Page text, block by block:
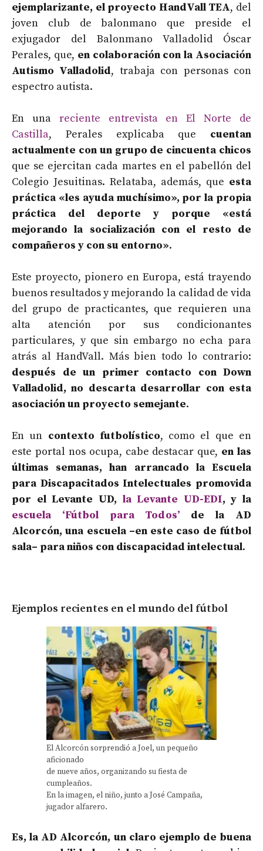
ejemplarizante, el proyecto HandVall TEA, del
joven club de balonmano que preside el
exjugador del Balonmano Valladolid Óscar
Perales, que, en colaboración con la Asociación
Autismo Valladolid, trabaja con personas con
espectro autista.
En una reciente entrevista en El Norte de
Castilla, Perales explicaba que cuentan
actualmente con un grupo de cincuenta chicos
que se ejercitan cada martes en el pabellón del
Colegio Jesuitinas. Relataba, además, que esta
práctica «les ayuda muchísimo», por la propia
práctica del deporte y porque «está
mejorando la socialización con el resto de
compañeros y con su entorno».
Este proyecto, pionero en Europa, está trayendo
buenos resultados y mejorando la calidad de vida
del grupo de practicantes, que requieren una
alta atención por sus condicionantes
particulares, y que sin embargo no echa para
atrás al HandVall. Más bien todo lo contrario:
después de un primer contacto con Down
Valladolid, no descarta desarrollar con esta
asociación un proyecto semejante.
En un contexto futbolístico, como el que en
este portal nos ocupa, cabe destacar que, en las
últimas semanas, han arrancado la Escuela
para Discapacitados Intelectuales promovida
por el Levante UD, la Levante UD-EDI, y la
escuela ‘Fútbol para Todos’ de la AD
Alcorcón, una escuela –en este caso de fútbol
sala– para niños con discapacidad intelectual.
Ejemplos recientes en el mundo del fútbol
El Alcorcón sorprendió a Joel, un pequeño
aficionado
de nueve años, organizando su fiesta de
cumpleaños.
En la imagen, el niño, junto a José Campaña,
jugador alfarero.
Es, la AD Alcorcón, un claro ejemplo de buena